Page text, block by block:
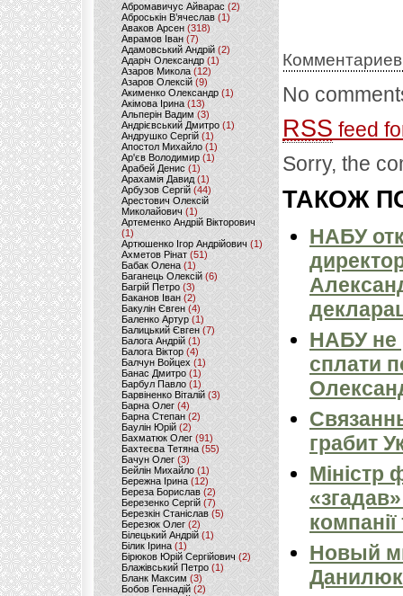
Абромавичус Айварас (2)
Аброськін В’ячеслав(1)
Аваков Арсен (318)
Аврамов Іван (7)
Адамовський Андрій(2)
Адаріч Олександр (1)
Азаров Микола (12)
Азаров Олексій (9)
Акименко Олександр(1)
Акімова Ірина(13)
Альперін Вадим (3)
Андрієвський Дмитро(1)
Андрушко Сергій(1)
Апостол Михайло(1)
Ар'єв Володимир (1)
Арабей Денис(1)
Арахамія Давид (1)
Арбузов Сергій (44)
Арестович Олексій
Миколайович(1)
Артеменко Андрій Вікторович
(1)
Артюшенко Ігор Андрійович(1)
Ахметов Рінат(51)
Бабак Олена(1)
Баганець Олексій(6)
Багрій Петро (3)
Баканов Іван(2)
Бакулін Євген (4)
Баленко Артур(1)
Балицький Євген(7)
Балога Андрій (1)
Балога Віктор (4)
Балчун Войцех (1)
Банас Дмитро (1)
Барбул Павло(1)
Барвіненко Віталій(3)
Барна Олег (4)
Барна Степан (2)
Баулін Юрій (2)
Бахматюк Олег (91)
Бахтеєва Тетяна(55)
Бачун Олег (3)
Бейлін Михайло (1)
Бережна Ірина(12)
Береза Борислав(2)
Березенко Сергій (7)
Березкін Станіслав (5)
Березюк Олег(2)
Білецький Андрій (1)
Білик Ірина (1)
Бірюков Юрій Сергійович (2)
Блажівський Петро (1)
Бланк Максим(3)
Бобов Геннадій (2)
No
RSS feed
Sorry, the
ТАКОЖ
НАБУ
НАБУ не
сплати
грабит
Міністр
Новый